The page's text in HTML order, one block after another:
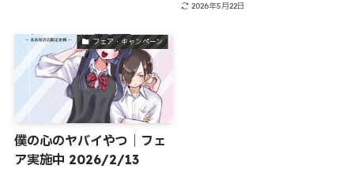
2026年5月22日
フェア・キャンペーン
僕の心のヤバイやつ｜フェ
ア実施中 2026/2/13